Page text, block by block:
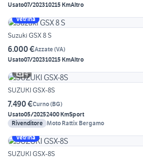
Usato07/202310215 KmAltro
Vetrina
Suzuki GSX 8 S
6.000 €Azzate(VA)
Usato07/202310215 KmAltro
4
SUZUKI GSX-8S
7.490 €Curno(BG)
Usato05/20252400 KmSport
Rivenditore Moto Rattix Bergamo
Vetrina
SUZUKI GSX-8S